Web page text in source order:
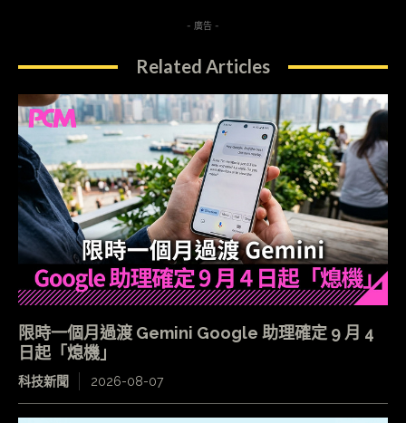
- 廣告 -
Related Articles
限時一個月過渡 Gemini Google 助理確定 9 月 4
日起「熄機」
科技新聞 2026-08-07